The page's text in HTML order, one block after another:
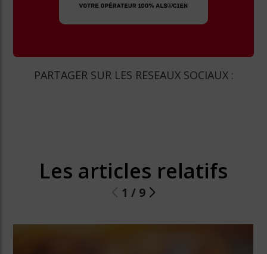
PARTAGER SUR LES RESEAUX SOCIAUX :
Les articles relatifs
1 / 9